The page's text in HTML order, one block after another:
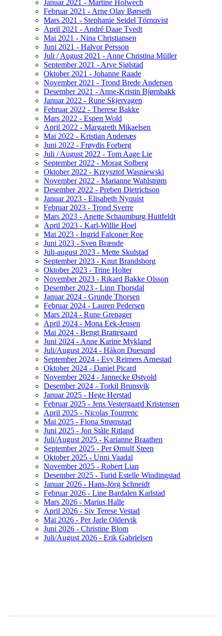
Januar 2021 - Martine Holwech
Februar 2021 - Arne Olav Børseth
Mars 2021 - Stephanie Seidel Törnqvist
April 2021 - André Daae Tvedt
Mai 2021 - Nina Christiansen
Juni 2021 - Halvor Persson
Juli / August 2021 - Anne Christina Müller
September 2021 - Arve Sjølstad
Oktober 2021 - Johanne Raade
November 2021 - Trond Brede Andersen
Desember 2021 - Anne-Kristin Bjørnbakk
Januar 2022 - Rune Skjervagen
Februar 2022 - Therese Bakke
Mars 2022 - Espen Wold
April 2022 - Margareth Mikaelsen
Mai 2022 - Kristian Andenæs
Juni 2022 - Frøydis Forberg
Juli / August 2022 - Tom Aage Lie
September 2022 - Morag Solberg
Oktober 2022 - Krzysztof Wasniewski
November 2022 - Marianne Wahlstrøm
Desember 2022 - Preben Dietrichson
Januar 2023 - Elisabeth Nyquist
Februar 2023 - Trond Sverre
Mars 2023 - Anette Schaumburg Huitfeldt
April 2023 - Karl-Willie Hoel
Mai 2023 - Ingrid Falconer Roe
Juni 2023 - Sven Brænde
Juli-august 2023 - Mette Skulstad
September 2023 - Knut Brandsborg
Oktober 2023 - Trine Holter
November 2023 - Rikard Bakke Olsson
Desember 2023 - Linn Thorsdal
Januar 2024 - Grunde Thorsen
Februar 2024 - Lauren Pedersen
Mars 2024 - Rune Grenager
April 2024 - Mona Eek-Jensen
Mai 2024 - Bengt Brattegaard
Juni 2024 - Anne Karine Mykland
Juli/August 2024 - Håkon Duesund
September 2024 - Evy Reimers Arnestad
Oktober 2024 - Daniel Picard
November 2024 - Jannecke Østvold
Desember 2024 - Torkil Brunsvik
Januar 2025 - Hege Herstad
Februar 2025 - Jens Vestergaard Kristensen
April 2025 - Nicolas Tourrenc
Mai 2025 - Fiona Strømstad
Juni 2025 - Jon Ståle Ritland
Juli/August 2025 - Karianne Braathen
September 2025 - Per Ørnulf Steen
Oktober 2025 - Unni Vaadal
November 2025 - Robert Lian
Desember 2025 - Turid Estelle Windingstad
Januar 2026 - Hans-Jörg Schneidt
Februar 2026 - Line Bardalen Karlstad
Mars 2026 - Marius Halle
April 2026 - Siv Terese Vestad
Mai 2026 - Per Jarle Oldervik
Juni 2026 - Christine Blom
Juli/August 2026 - Erik Gabrielsen